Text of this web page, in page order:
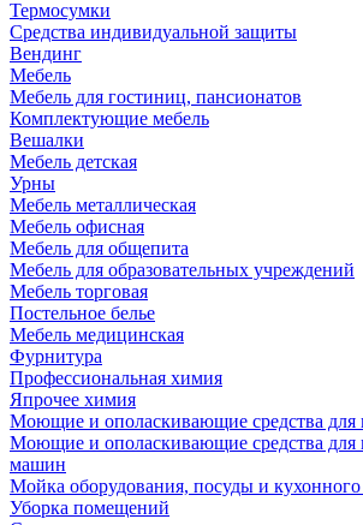
Термосумки
Средства индивидуальной защиты
Вендинг
Мебель
Мебель для гостиниц, пансионатов
Комплектующие мебель
Вешалки
Мебель детская
Урны
Мебель металлическая
Мебель офисная
Мебель для общепита
Мебель для образовательных учреждений
Мебель торговая
Постельное белье
Мебель медицинская
Фурнитура
Профессиональная химия
Япрочее химия
Моющие и ополаскивающие средства для
Моющие и ополаскивающие средства для
машин
Мойка оборудования, посуды и кухонного
Уборка помещений